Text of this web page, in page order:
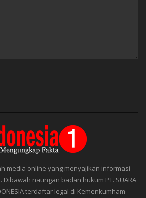
media online yang menyajikan informasi
naungan badan hukum PT. SUARA
terdaftar legal di Kemenkumham